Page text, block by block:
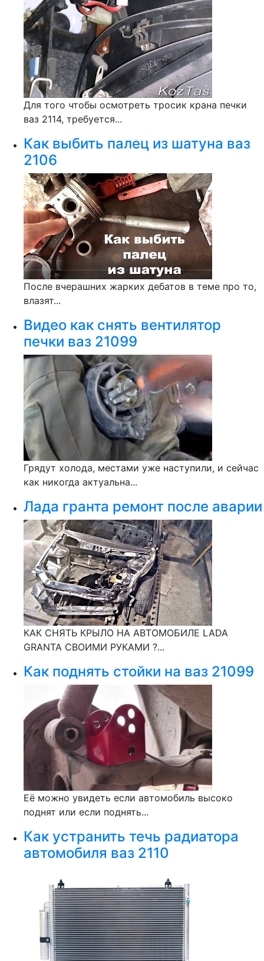
Для того чтобы осмотреть тросик крана печки
ваз 2114, требуется...
Как выбить палец из шатуна ваз
2106
После вчерашних жарких дебатов в теме про то,
влазят...
Видео как снять вентилятор
печки ваз 21099
Грядут холода, местами уже наступили, и сейчас
как никогда актуальна...
Лада гранта ремонт после аварии
КАК СНЯТЬ КРЫЛО НА АВТОМОБИЛЕ LADA
GRANTA СВОИМИ РУКАМИ ?...
Как поднять стойки на ваз 21099
Её можно увидеть если автомобиль высоко
поднят или если поднять...
Как устранить течь радиатора
автомобиля ваз 2110